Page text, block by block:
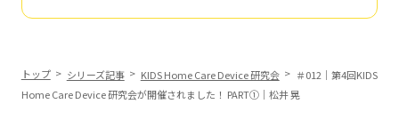
トップ シリーズ記事 KIDS Home Care Device 研究会
＃012｜第4回KIDS
Home Care Device 研究会が開催されました！ PART①｜松井 晃